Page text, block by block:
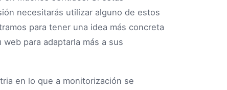
necesitarás utilizar alguno de estos
para tener una idea más concreta
para adaptarla más a sus
en lo que a monitorización se